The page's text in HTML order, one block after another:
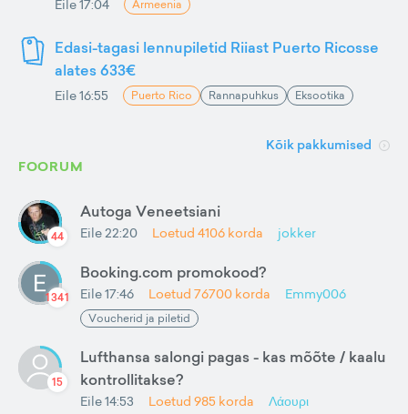
Eile 17:04 Armeenia
Edasi-tagasi lennupiletid Riiast Puerto Ricosse
alates 633€
Eile 16:55 Puerto Rico Rannapuhkus Eksootika
Kõik pakkumised
FOORUM
44
Autoga Veneetsiani
Eile 22:20 Loetud 4106 korda jokker
1341
Booking.com promokood?
Eile 17:46 Loetud 76700 korda Emmy006
Voucherid ja piletid
15
Lufthansa salongi pagas - kas mõõte / kaalu
kontrollitakse?
Eile 14:53 Loetud 985 korda Λάουρι